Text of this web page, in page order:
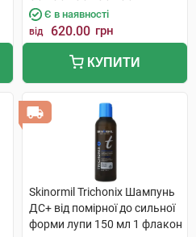
Є в наявності
від 620.00 грн
КУПИТИ
Skinormil Trichonix Шампунь
ДС+ від помірної до сильної
форми лупи 150 мл 1 флакон